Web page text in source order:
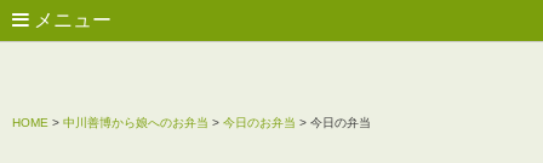
メニュー
HOME > 中川善博から娘へのお弁当 > 今日のお弁当 > 今日の弁当